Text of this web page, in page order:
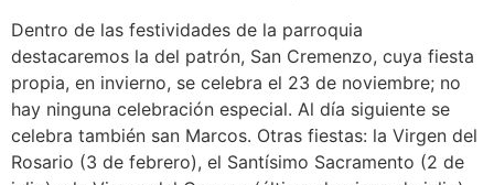
Dentro de las festividades de la parroquia
destacaremos la del patrón, San Cremenzo, cuya fiesta
propia, en invierno, se celebra el 23 de noviembre; no
hay ninguna celebración especial. Al día siguiente se
celebra también san Marcos. Otras fiestas: la Virgen del
Rosario (3 de febrero), el Santísimo Sacramento (2 de